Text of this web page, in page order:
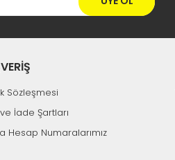
Sözleşmesi
İade Şartları
Hesap Numaralarımız